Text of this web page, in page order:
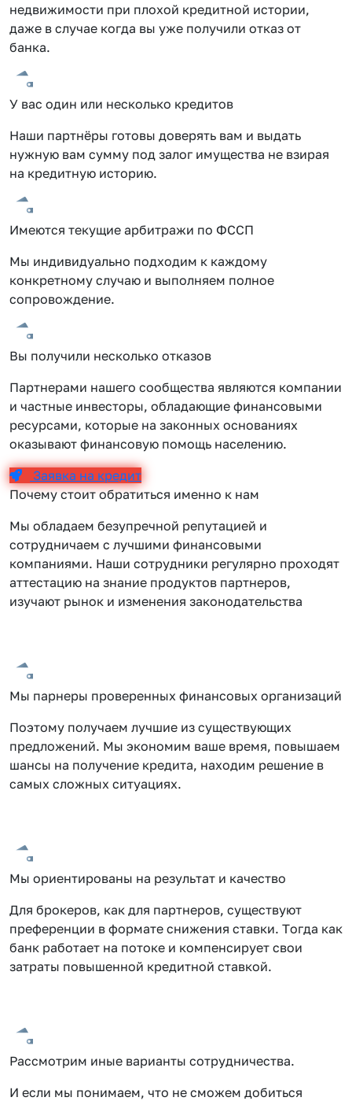
недвижимости при плохой кредитной истории,
даже в случае когда вы уже получили отказ от
банка.
У вас один или несколько кредитов
Наши партнёры готовы доверять вам и выдать
нужную вам сумму под залог имущества не взирая
на кредитную историю.
Имеются текущие арбитражи по ФССП
Мы индивидуально подходим к каждому
конкретному случаю и выполняем полное
сопровождение.
Вы получили несколько отказов
Партнерами нашего сообщества являются компании
и частные инвесторы, обладающие финансовыми
ресурсами, которые на законных основаниях
оказывают финансовую помощь населению.
Заявка на кредит
Почему стоит обратиться именно к нам
Мы обладаем безупречной репутацией и
сотрудничаем с лучшими финансовыми
компаниями. Наши сотрудники регулярно проходят
аттестацию на знание продуктов партнеров,
изучают рынок и изменения законодательства
Мы парнеры проверенных финансовых организаций
Поэтому получаем лучшие из существующих
предложений. Мы экономим ваше время, повышаем
шансы на получение кредита, находим решение в
самых сложных ситуациях.
Мы ориентированы на результат и качество
Для брокеров, как для партнеров, существуют
преференции в формате снижения ставки. Тогда как
банк работает на потоке и компенсирует свои
затраты повышенной кредитной ставкой.
Рассмотрим иные варианты сотрудничества.
И если мы понимаем, что не сможем добиться